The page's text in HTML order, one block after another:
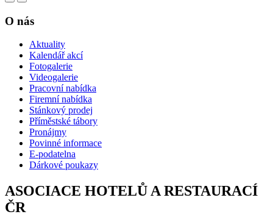
O nás
Aktuality
Kalendář akcí
Fotogalerie
Videogalerie
Pracovní nabídka
Firemní nabídka
Stánkový prodej
Příměstské tábory
Pronájmy
Povinné informace
E-podatelna
Dárkové poukazy
ASOCIACE HOTELŮ A RESTAURACÍ
ČR